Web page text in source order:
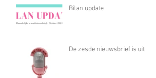
Bilan update
De zesde nieuwsbrief is uit